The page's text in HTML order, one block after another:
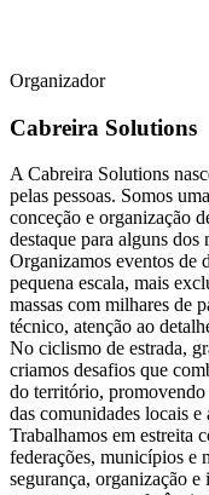
Organizador
Cabreira Solutions
A Cabreira Solutions
pelas pessoas. Somos
conceção e organização
destaque para alguns
Organizamos eventos de
pequena escala, mais
massas com milhares de
técnico, atenção ao
No ciclismo de estrada,
criamos desafios que
do território, promovendo
das comunidades locais
Trabalhamos em estreita
federações, municípios e
segurança, organização